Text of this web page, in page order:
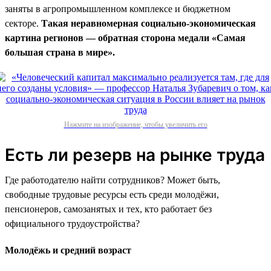
заняты в агропромышленном комплексе и бюджетном
секторе. Такая неравномерная социально-экономическая
картина регионов — обратная сторона медали «Самая
большая страна в мире».
Нажмите на изображение, чтобы увеличить его
Есть ли резерв на рынке труда
Где работодателю найти сотрудников? Может быть,
свободные трудовые ресурсы есть среди молодёжи,
пенсионеров, самозанятых и тех, кто работает без
официального трудоустройства?
Молодёжь и средний возраст